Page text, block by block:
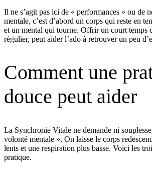
Il ne s’agit pas ici de « performances » ou de
mentale, c’est d’abord un corps qui reste en
et un mental qui tourne. Offrir un court temps
régulier, peut aider l’ado à retrouver un peu
Comment une
douce peut aider
La Synchronie Vitale ne demande ni
volonté mentale ». On laisse le corps
lents et une respiration plus basse. Voici les
pratique.